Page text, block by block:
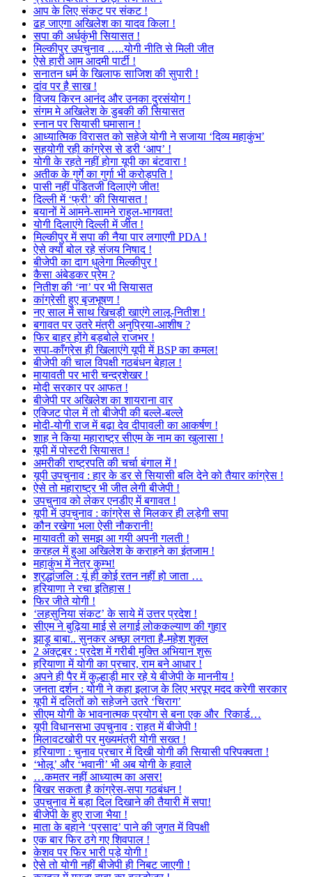
आप के लिए संकट पर संकट !
ढह जाएगा अखिलेश का यादव किला !
सपा की अर्धकुंभी सियासत !
मिल्कीपुर उपचुनाव …..योगी नीति से मिली जीत
ऐसे हारी आम आदमी पार्टी !
सनातन धर्म के खिलाफ साजिश की सुपारी !
दांव पर है साख !
विजय किरन आनंद और उनका दुरसंयोग !
संगम मे अखिलेश के डुबकी की सियासत
स्नान पर सियासी घमासान !
आध्यात्मिक विरासत को सहेजे योगी ने सजाया ‘दिव्य महाकुंभ’
सहयोगी रही कांग्रेस से डरी ‘आप’ !
योगी के रहते नहीं होगा यूपी का बंटवारा !
अतीक के गुर्गे का गुर्गा भी करोड़पति !
पासी नहीं पंडितजी दिलाएंगे जीत!
दिल्ली में ‘फ्री’ की सियासत !
बयानों में आमने-सामने राहुल-भागवत!
योगी दिलाएंगे दिल्ली में जीत !
मिल्कीपुर में सपा की नैया पार लगाएगी PDA !
ऐसे क्यों बोल रहे संजय निषाद !
बीजेपी का दाग धुलेगा मिल्कीपुर !
कैसा अंबेडकर प्रेम ?
नितीश की ‘ना’ पर भी सियासत
कांग्रेसी हुए बृजभूषण !
नए साल में साथ खिचड़ी खाएंगे लालू-नितीश !
बगावत पर उतरे मंत्री अनुप्रिया-आशीष ?
फिर बाहर होंगे बड़बोले राजभर !
सपा-काँग्रेस ही खिलाएंगे यूपी में BSP का कमल!
बीजेपी की चाल विपक्षी गठबंधन बेहाल !
मायावती पर भारी चन्द्रशेखर !
मोदी सरकार पर आफत !
बीजेपी पर अखिलेश का शायराना वार
एक्जिट पोल में तो बीजेपी की बल्ले-बल्ले
मोदी-योगी राज में बढ़ा देव दीपावली का आकर्षण !
शाह ने किया महाराष्ट्र सीएम के नाम का खुलासा !
यूपी में पोस्टरी सियासत !
अमरीकी राष्ट्रपति की चर्चा बंगाल में !
यूपी उपचुनाव : हार के डर से सियासी बलि देने को तैयार कांग्रेस !
ऐसे तो महाराष्ट्र भी जीत लेगी बीजेपी !
उपचुनाव को लेकर एनडीए में बगावत !
यूपी में उपचुनाव : कांग्रेस से मिलकर ही लड़ेगी सपा
कौन रखेगा भला ऐसी नौकरानी!
मायावती को समझ आ गयी अपनी गलती !
करहल में हुआ अखिलेश के कराहने का इंतजाम !
महाकुंभ में नेत्र कुम्भ!
श्रद्धांजलि : यूं ही कोई रतन नहीं हो जाता …
हरियाणा ने रचा इतिहास !
फिर जीते योगी !
‘लहसुनिया संकट’ के साये में उत्तर प्रदेश !
सीएम ने बुढ़िया माई से लगाई लोककल्याण की गुहार
झाड़ू बाबा.. सुनकर अच्छा लगता है-महेश शुक्ल
2 अक्टूबर : प्रदेश में गरीबी मुक्ति अभियान शुरू
हरियाणा में योगी का प्रचार, राम बने आधार !
अपने ही पैर में कुल्हाड़ी मार रहे ये बीजेपी के माननीय !
जनता दर्शन : योगी ने कहा इलाज के लिए भरपूर मदद करेगी सरकार
यूपी में दलितों को सहेजने उतरे ‘चिराग’
सीएम योगी के भावनात्मक प्रयोग से बना एक और रिकार्ड…
यूपी विधानसभा उपचुनाव : राहत में बीजेपी !
मिलावटखोरी पर मुख्यमंत्री योगी सख्त !
हरियाणा : चुनाव प्रचार में दिखी योगी की सियासी परिपक्वता !
‘भोलू’ और ‘भवानी’ भी अब योगी के हवाले
…कमतर नहीं आध्यात्म का असर!
बिखर सकता है कांग्रेस-सपा गठबंधन !
उपचुनाव में बड़ा दिल दिखाने की तैयारी में सपा!
बीजेपी के हुए राजा भैया !
माता के बहाने ‘प्रसाद’ पाने की जुगत में विपक्षी
एक बार फिर ठगे गए शिवपाल !
केशव पर फिर भारी पड़े योगी !
ऐसे तो योगी नहीं बीजेपी ही निबट जाएगी !